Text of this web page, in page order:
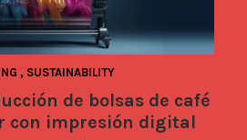
, SUSTAINABILITY
de bolsas de café
con impresión digital